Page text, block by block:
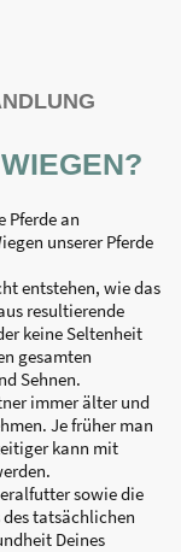
Pferde an
unserer Pferde
entstehen, wie das
resultierende
keine Seltenheit
gesamten
Sehnen.
immer älter und
Je früher man
kann mit
sowie die
tatsächlichen
Deines